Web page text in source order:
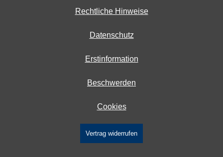
Rechtliche Hinweise
Datenschutz
Erstinformation
Beschwerden
Cookies
Vertrag widerrufen